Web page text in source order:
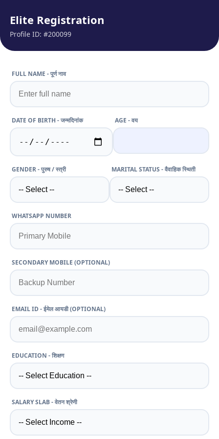
Elite Registration
Profile ID: #200099
FULL NAME - पूर्ण नाव
DATE OF BIRTH - जन्मदिनांक AGE - वय
GENDER - पुरुष / स्त्री MARITAL STATUS - वैवाहिक स्थिती
WHATSAPP NUMBER
SECONDARY MOBILE (OPTIONAL)
EMAIL ID - ईमेल आयडी (OPTIONAL)
EDUCATION - शिक्षण
SALARY SLAB - वेतन श्रेणी